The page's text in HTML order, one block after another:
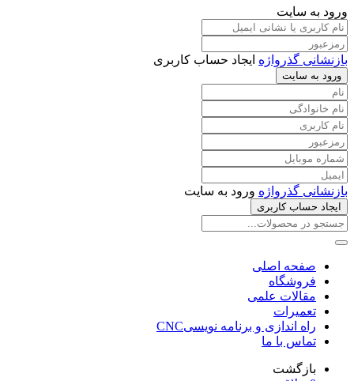
ورود به سایت
بازنشانی گذرواژه ایجاد حساب کاربری
ورود به سایت
بازنشانی گذرواژه ورود به سایت
ایجاد حساب کاربری
صفحه اصلی
فروشگاه
مقالات علمی
تعمیرات
راه اندازی و برنامه نویسیCNC
تماس با ما
بازگشت